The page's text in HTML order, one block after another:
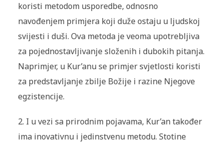
koristi metodom usporedbe, odnosno
navođenjem primjera koji duže ostaju u ljudskoj
svijesti i duši. Ova metoda je veoma upotrebljiva
za pojednostavljivanje složenih i dubokih pitanja.
Naprimjer, u Kur’anu se primjer svjetlosti koristi
za predstavljanje zbilje Božije i razine Njegove
egzistencije.
2. I u vezi sa prirodnim pojavama, Kur’an također
ima inovativnu i jedinstvenu metodu. Stotine